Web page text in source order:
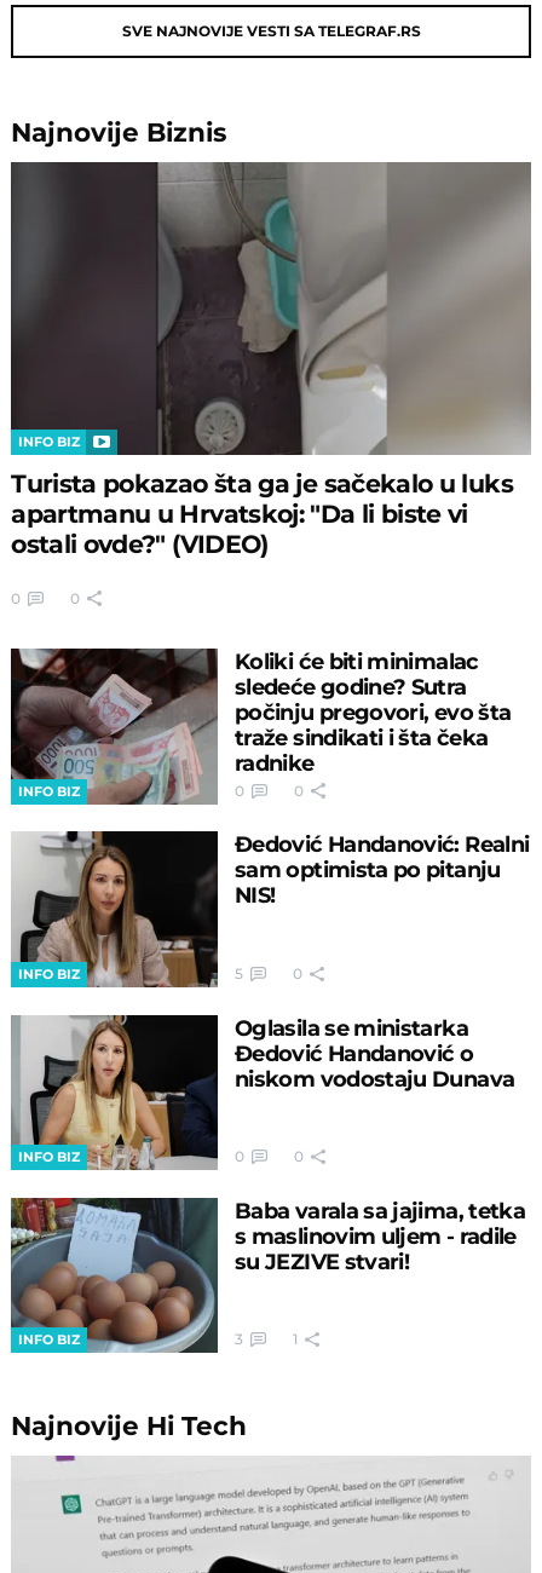
SVE NAJNOVIJE VESTI SA TELEGRAF.RS
Najnovije Biznis
INFO BIZ
Turista pokazao šta ga je sačekalo u luks
apartmanu u Hrvatskoj: "Da li biste vi
ostali ovde?" (VIDEO)
0 0
INFO BIZ
Koliki će biti minimalac
sledeće godine? Sutra
počinju pregovori, evo šta
traže sindikati i šta čeka
radnike
0 0
INFO BIZ
Đedović Handanović: Realni
sam optimista po pitanju
NIS!
5 0
INFO BIZ
Oglasila se ministarka
Đedović Handanović o
niskom vodostaju Dunava
0 0
INFO BIZ
Baba varala sa jajima, tetka
s maslinovim uljem - radile
su JEZIVE stvari!
3 1
Najnovije Hi Tech